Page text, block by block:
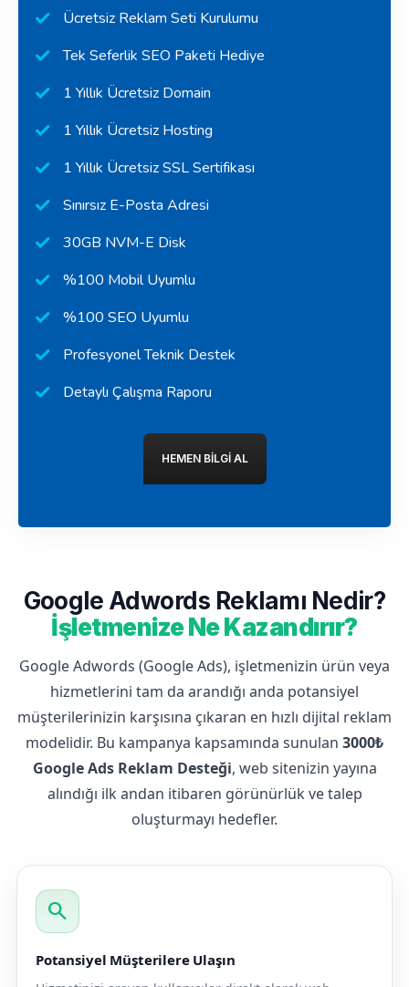
Ücretsiz Reklam Seti Kurulumu
Tek Seferlik SEO Paketi Hediye
1 Yıllık Ücretsiz Domain
1 Yıllık Ücretsiz Hosting
1 Yıllık Ücretsiz SSL Sertifikası
Sınırsız E-Posta Adresi
30GB NVM-E Disk
%100 Mobil Uyumlu
%100 SEO Uyumlu
Profesyonel Teknik Destek
Detaylı Çalışma Raporu
HEMEN BILGI AL
Google Adwords Reklamı Nedir?
İşletmenize Ne Kazandırır?
Google Adwords (Google Ads), işletmenizin ürün veya
hizmetlerini tam da arandığı anda potansiyel
müşterilerinizin karşısına çıkaran en hızlı dijital reklam
modelidir. Bu kampanya kapsamında sunulan 3000₺
Google Ads Reklam Desteği, web sitenizin yayına
alındığı ilk andan itibaren görünürlük ve talep
oluşturmayı hedefler.
search
Potansiyel Müşterilere Ulaşın